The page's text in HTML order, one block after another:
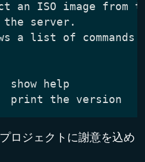
ロジェクトに謝意を込め